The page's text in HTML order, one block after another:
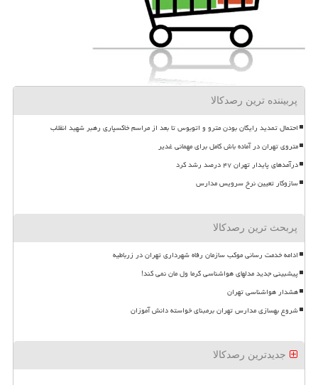
پربیننده ترین رصدکالا
احتمال تمدید رایگان بودن مترو و اتوبوس تا بعد از مراسم خاکسپاری رهبر شهید انقلاب
متروی تهران در آماده باش کامل برای مهمانی غدیر
درآمدهای پایدار تهران ۴۷ درصد رشد کرد
سازوکار تعیین نرخ سرویس مدارس
پربحث ترین رصدکالا
ادامه خدمت رسانی موکب سازمان رفاه شهرداری تهران در زرباطیه
پیشبینی جدید مدلهای هواشناسی گرما ول مان نمی کند!
هشدار هواشناسی تهران
شروع بهسازی مدارس تهران برمبنای خواسته دانش آموزان
جدیدترین رصدکالا